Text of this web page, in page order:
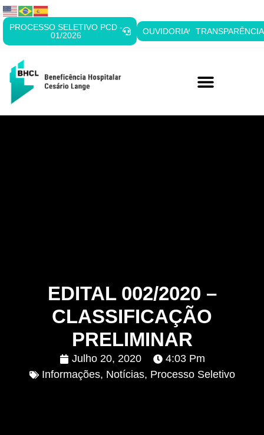
PROCESSO SELETIVO PCD -
01/2026
OUVIDORIA TRANSPARÊNCIA
EDITAL 002/2020 –
CLASSIFICAÇÃO
PRELIMINAR
Julho 20, 2020
4:03 Pm
Informações, Notícias, Processo Seletivo